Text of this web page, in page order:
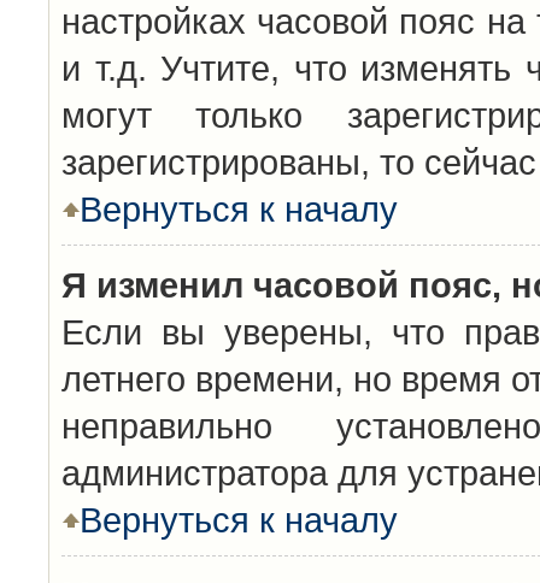
настройках часовой пояс
и т.д. Учтите, что изменять
могут только
зарегистрированы, то
Вернуться к началу
Я изменил часовой пояс,
Если вы уверены, что
летнего времени, но время
неправильно
администратора для
Вернуться к началу